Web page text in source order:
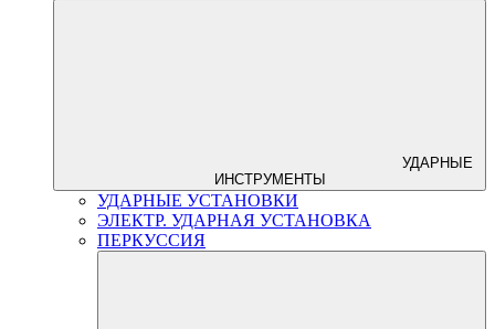
УДАРНЫЕ
ИНСТРУМЕНТЫ
УДАРНЫЕ УСТАНОВКИ
ЭЛЕКТР. УДАРНАЯ УСТАНОВКА
ПЕРКУССИЯ